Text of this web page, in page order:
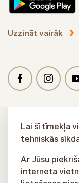
Uzzināt vairāk
Lai šī tīmekļa
tehniskās
Ar Jūsu
interneta